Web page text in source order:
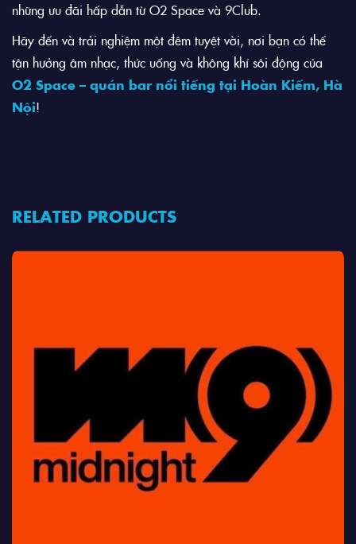
những ưu đãi hấp dẫn từ O2 Space và 9Club.
Hãy đến và trải nghiệm một đêm tuyệt vời, nơi bạn có thể
tận hưởng âm nhạc, thức uống và không khí sôi động của
O2 Space – quán bar nổi tiếng tại Hoàn Kiếm, Hà
Nội!
RELATED PRODUCTS